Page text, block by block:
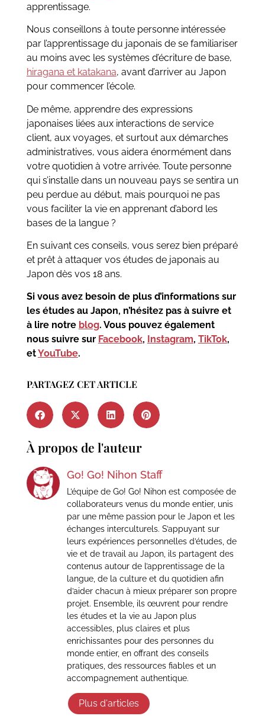
apprentissage.
Nous conseillons à toute personne intéressée
par l’apprentissage du japonais de se familiariser
au moins avec les systèmes d’écriture de base,
hiragana et katakana, avant d’arriver au Japon
pour commencer l’école.
De même, apprendre des expressions
japonaises liées aux interactions de service
client, aux voyages, et surtout aux démarches
administratives, vous aidera énormément dans
votre quotidien à votre arrivée. Toute personne
qui s’installe dans un nouveau pays se sentira un
peu perdue au début, mais pourquoi ne pas
vous faciliter la vie en apprenant d’abord les
bases de la langue ?
En suivant ces conseils, vous serez bien préparé
et prêt à attaquer vos études de japonais au
Japon dès vos 18 ans.
Si vous avez besoin de plus d’informations sur
les études au Japon, n’hésitez pas à suivre et
à lire notre blog. Vous pouvez également
nous suivre sur Facebook, Instagram, TikTok,
etYouTube.
PARTAGEZ CET ARTICLE
À propos de l'auteur
Go! Go! Nihon Staff
L’équipe de Go! Go! Nihon est composée de
collaborateurs venus du monde entier, unis
par une même passion pour le Japon et les
échanges interculturels. S’appuyant sur
leurs expériences personnelles d’études, de
vie et de travail au Japon, ils partagent des
contenus autour de l’apprentissage de la
langue, de la culture et du quotidien afin
d’aider chacun à mieux préparer son propre
projet. Ensemble, ils œuvrent pour rendre
les études et la vie au Japon plus
accessibles, plus claires et plus
enrichissantes pour des personnes du
monde entier, en offrant des conseils
pratiques, des ressources fiables et un
accompagnement authentique.
Plus d'articles